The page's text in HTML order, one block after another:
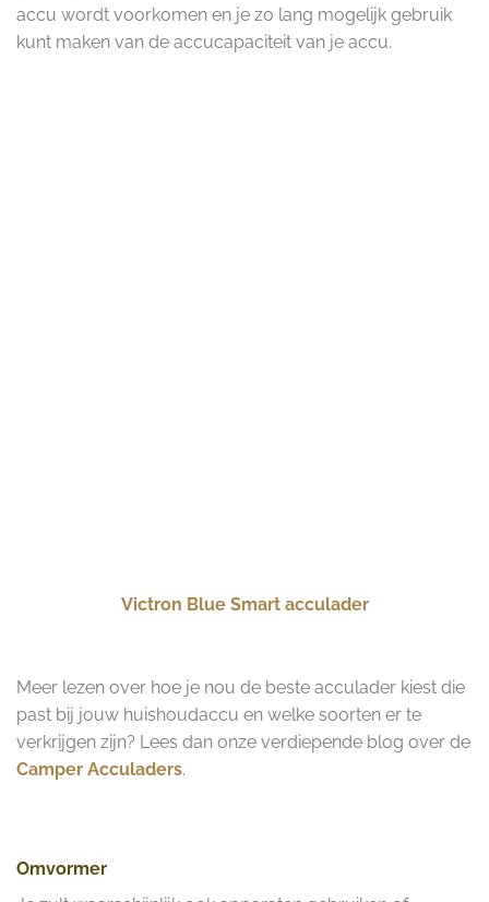
accu wordt voorkomen en je zo lang mogelijk gebruik
kunt maken van de accucapaciteit van je accu.
Victron Blue Smart acculader
Meer lezen over hoe je nou de beste acculader kiest die
past bij jouw huishoudaccu en welke soorten er te
verkrijgen zijn? Lees dan onze verdiepende blog over de
Camper Acculaders.
Omvormer